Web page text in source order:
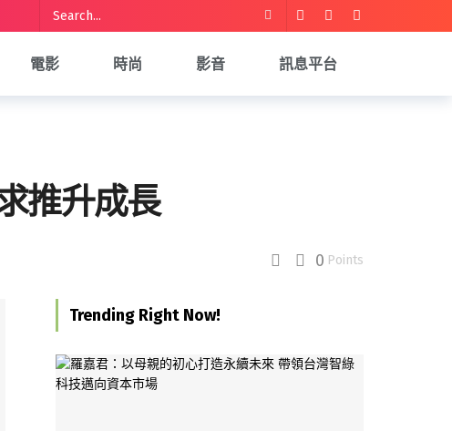
電影 時尚 影音 訊息平台
推升成長
0 Points
Trending Right Now!